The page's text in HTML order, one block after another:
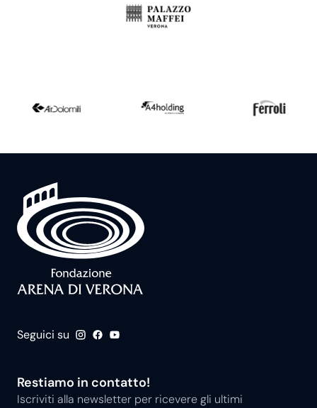
Seguici su
Restiamo in contatto!
Iscriviti alla newsletter per ricevere gli ultimi